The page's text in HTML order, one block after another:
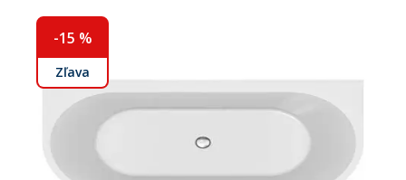
-15 %
Zľava